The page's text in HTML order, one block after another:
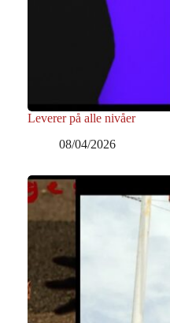
Leverer på alle nivåer
08/04/2026